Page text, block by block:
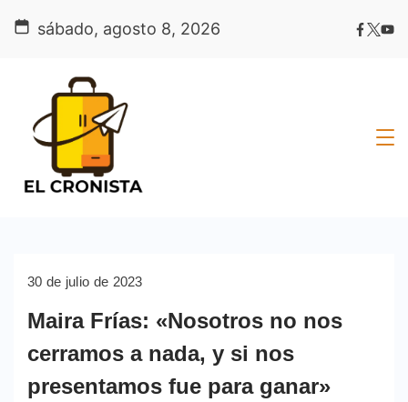
sábado, agosto 8, 2026
30 de julio de 2023
Maira Frías: «Nosotros no nos
cerramos a nada, y si nos
presentamos fue para ganar»